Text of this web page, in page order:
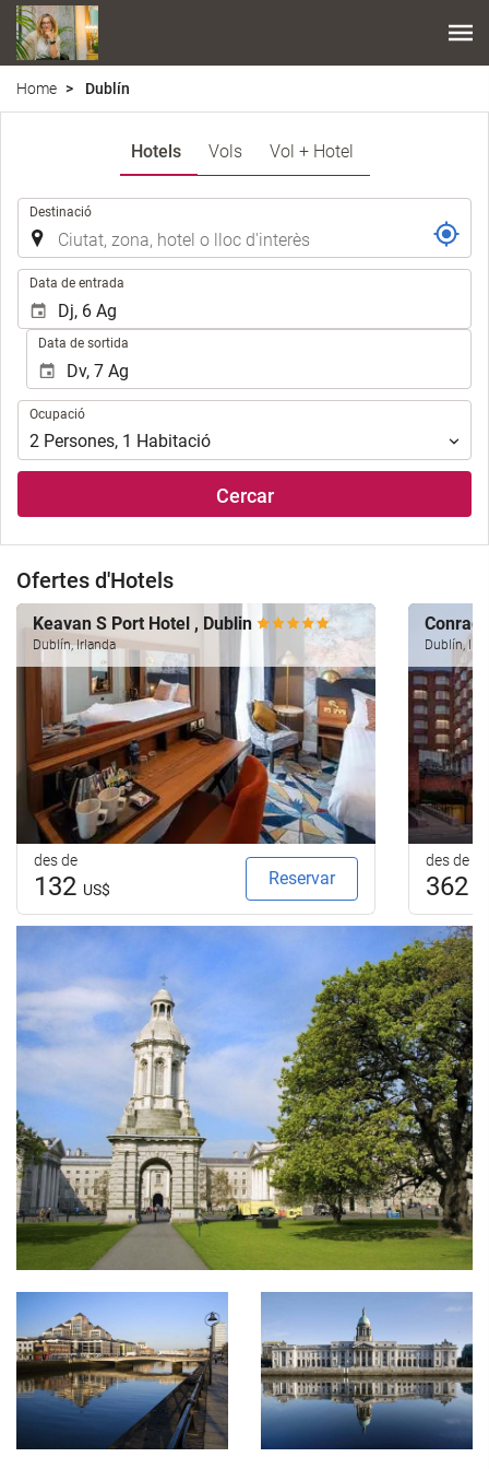
Home Dublín
Hotels Vols Vol + Hotel
Destinació
Data de entrada
Data de sortida
Ocupació
Ocupació
2 Persones, 1 Habitació
Cercar
Ofertes d'Hotels
Keavan S Port Hotel , Dublin
Dublín, Irlanda
des de
132 US$
Reservar
Conrad
Dublín,
des de
362